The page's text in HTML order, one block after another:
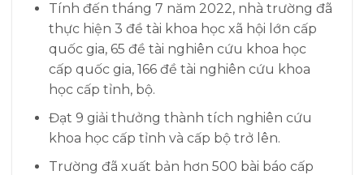
Tính đến tháng 7 năm 2022, nhà trường đã
thực hiện 3 đề tài khoa học xã hội lớn cấp
quốc gia, 65 đề tài nghiên cứu khoa học
cấp quốc gia, 166 đề tài nghiên cứu khoa
học cấp tỉnh, bộ.
Đạt 9 giải thưởng thành tích nghiên cứu
khoa học cấp tỉnh và cấp bộ trở lên.
Trường đã xuất bản hơn 500 bài báo cấp